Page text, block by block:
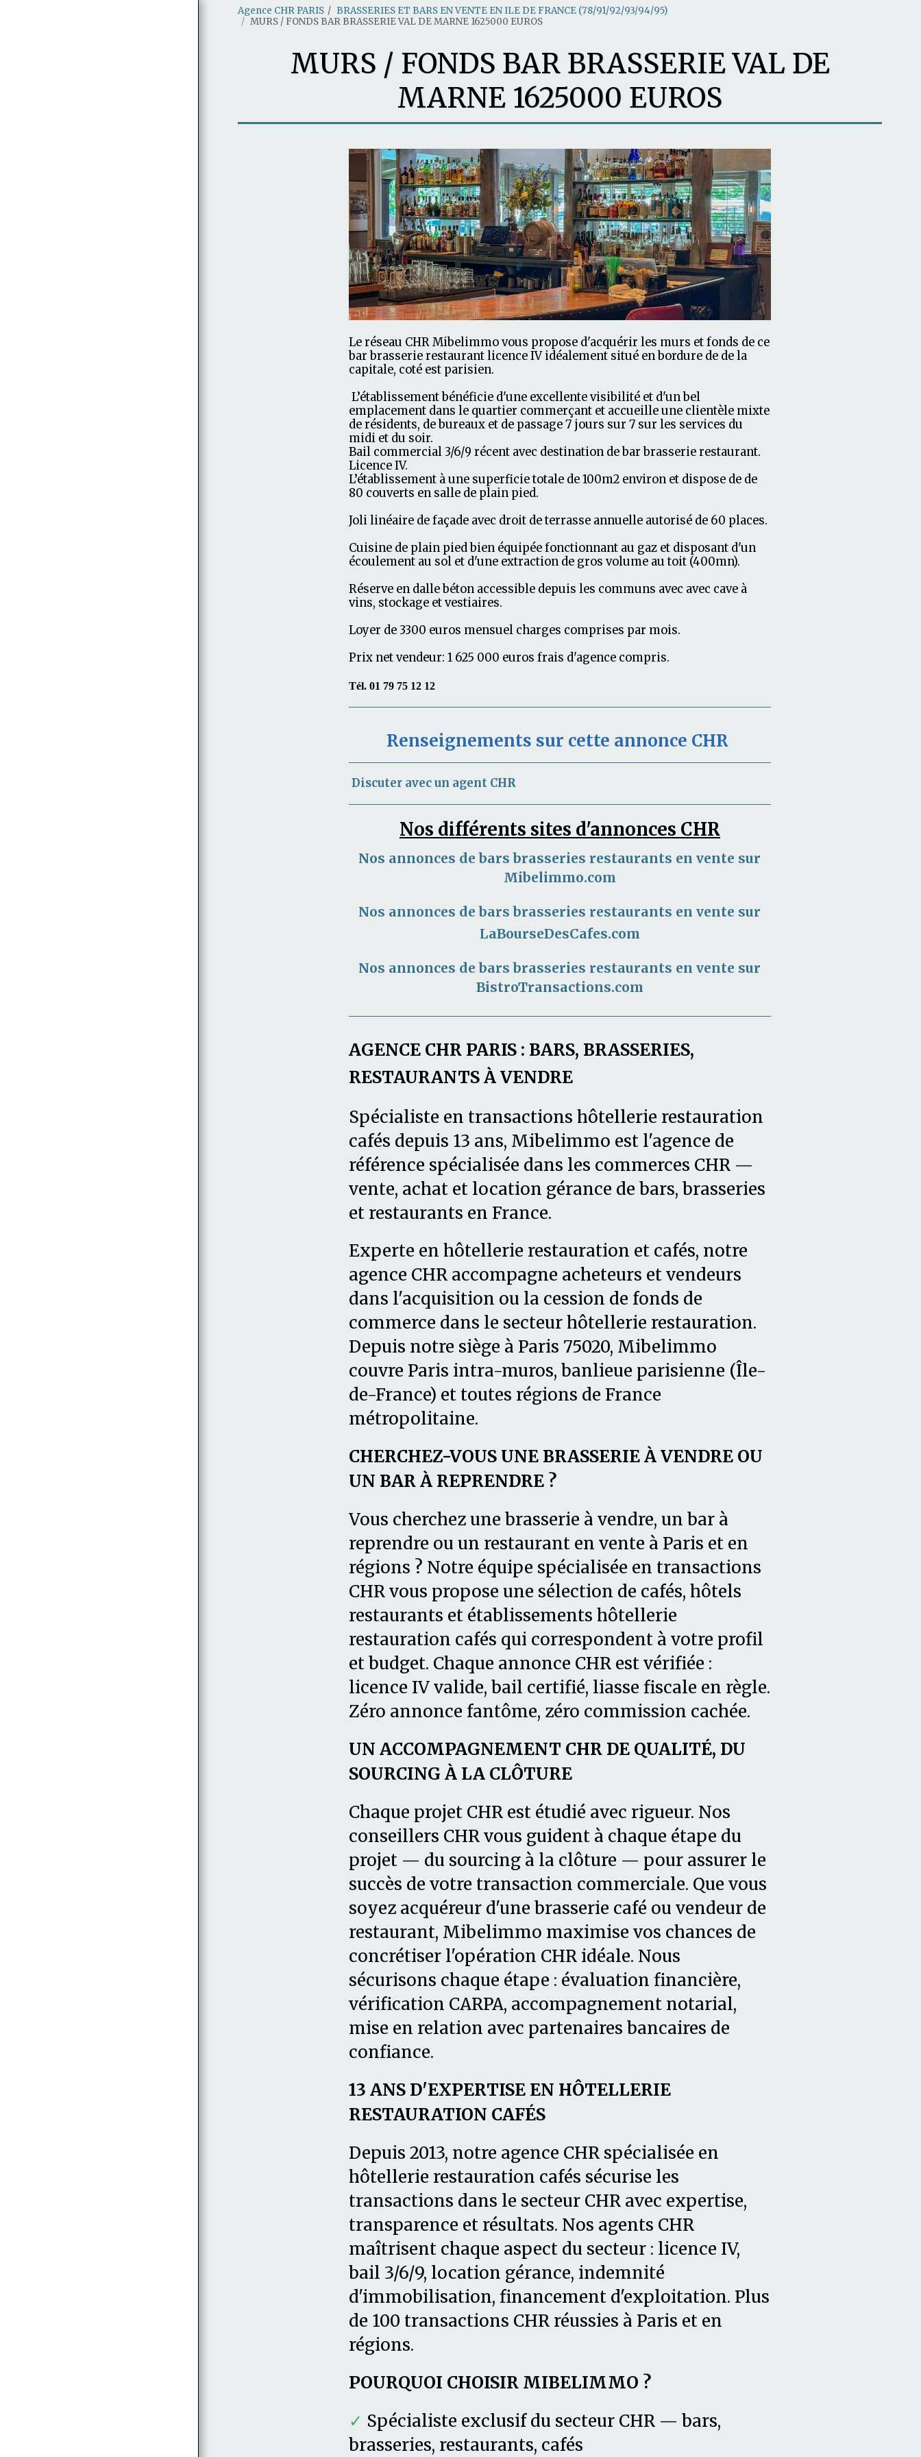
Agence CHR PARIS
BRASSERIES ET BARS EN VENTE EN ILE DE FRANCE (78/91/92/93/94/95)
MURS / FONDS BAR BRASSERIE VAL DE MARNE 1625000 EUROS
MURS / FONDS BAR BRASSERIE VAL DE
MARNE 1625000 EUROS
Le réseau CHR Mibelimmo vous propose d'acquérir les murs et fonds de ce
bar brasserie restaurant licence IV idéalement situé en bordure de de la
capitale, coté est parisien.
L’établissement bénéficie d'une excellente visibilité et d'un bel
emplacement dans le quartier commerçant et accueille une clientèle mixte
de résidents, de bureaux et de passage 7 jours sur 7 sur les services du
midi et du soir.
Bail commercial 3/6/9 récent avec destination de bar brasserie restaurant.
Licence IV.
L’établissement à une superficie totale de 100m2 environ et dispose de de
80 couverts en salle de plain pied.
Joli linéaire de façade avec droit de terrasse annuelle autorisé de 60 places.
Cuisine de plain pied bien équipée fonctionnant au gaz et disposant d'un
écoulement au sol et d'une extraction de gros volume au toit (400mn).
Réserve en dalle béton accessible depuis les communs avec avec cave à
vins, stockage et vestiaires.
Loyer de 3300 euros mensuel charges comprises par mois.
Prix net vendeur: 1 625 000 euros frais d'agence compris.
Tél. 01 79 75 12 12
Renseignements sur cette annonce CHR
Discuter avec un agent CHR
Nos différents sites d'annonces CHR
Nos annonces de bars brasseries restaurants en vente sur
Mibelimmo.com
Nos annonces de bars brasseries restaurants en vente sur
LaBourseDesCafes.com
Nos annonces de bars brasseries restaurants en vente sur
BistroTransactions.com
AGENCE CHR PARIS : BARS, BRASSERIES,
RESTAURANTS À VENDRE
Spécialiste en transactions hôtellerie restauration
cafés depuis 13 ans, Mibelimmo est l'agence de
référence spécialisée dans les commerces CHR —
vente, achat et location gérance de bars, brasseries
et restaurants en France.
Experte en hôtellerie restauration et cafés, notre
agence CHR accompagne acheteurs et vendeurs
dans l'acquisition ou la cession de fonds de
commerce dans le secteur hôtellerie restauration.
Depuis notre siège à Paris 75020, Mibelimmo
couvre Paris intra-muros, banlieue parisienne (Île-
de-France) et toutes régions de France
métropolitaine.
CHERCHEZ-VOUS UNE BRASSERIE À VENDRE OU
UN BAR À REPRENDRE ?
Vous cherchez une brasserie à vendre, un bar à
reprendre ou un restaurant en vente à Paris et en
régions ? Notre équipe spécialisée en transactions
CHR vous propose une sélection de cafés, hôtels
restaurants et établissements hôtellerie
restauration cafés qui correspondent à votre profil
et budget. Chaque annonce CHR est vérifiée :
licence IV valide, bail certifié, liasse fiscale en règle.
Zéro annonce fantôme, zéro commission cachée.
UN ACCOMPAGNEMENT CHR DE QUALITÉ, DU
SOURCING À LA CLÔTURE
Chaque projet CHR est étudié avec rigueur. Nos
conseillers CHR vous guident à chaque étape du
projet — du sourcing à la clôture — pour assurer le
succès de votre transaction commerciale. Que vous
soyez acquéreur d'une brasserie café ou vendeur de
restaurant, Mibelimmo maximise vos chances de
concrétiser l'opération CHR idéale. Nous
sécurisons chaque étape : évaluation financière,
vérification CARPA, accompagnement notarial,
mise en relation avec partenaires bancaires de
confiance.
13 ANS D'EXPERTISE EN HÔTELLERIE
RESTAURATION CAFÉS
Depuis 2013, notre agence CHR spécialisée en
hôtellerie restauration cafés sécurise les
transactions dans le secteur CHR avec expertise,
transparence et résultats. Nos agents CHR
maîtrisent chaque aspect du secteur : licence IV,
bail 3/6/9, location gérance, indemnité
d'immobilisation, financement d'exploitation. Plus
de 100 transactions CHR réussies à Paris et en
régions.
POURQUOI CHOISIR MIBELIMMO ?
✓ Spécialiste exclusif du secteur CHR — bars,
brasseries, restaurants, cafés